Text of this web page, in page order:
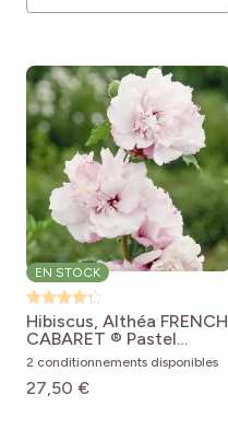
EN STOCK
Hibiscus, Althéa FRENCH
CABARET ® Pastel
Hibiscus syriacus French
Cabaret® Pastel
'Mindoub1'
2 conditionnements disponibles
27,50 €